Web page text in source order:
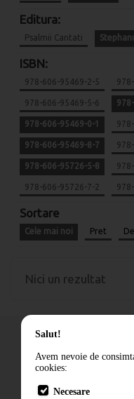
Editura:
Psalmii Cantati
ISBN:
978-606-95469-2-5
978-606-95469-5-6
978-606-95469-0-1
978-606-95469-8-7
978-606-95726-5-8
978-606-95726-7-2
Sortare
Cele mai noi Pret
Nici un rezultat
Cum comand
Livrare
Salut!
Avem nevoie de
cookies:
Necesare